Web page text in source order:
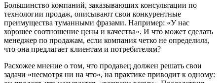
Большинство компаний, заказывающих консультации по
технологии продаж, описывают свои конкурентные
преимущества туманными фразами. Например: «У нас
хорошее соотношение цены и качества». И что может сделать
менеджер по продажам, если компания четко не определила,
что она предлагает клиентам и потребителям?
Расхожее мнение о том, что продавец должен решать свои
задачи «несмотря ни на что», на практике приводит к одному: